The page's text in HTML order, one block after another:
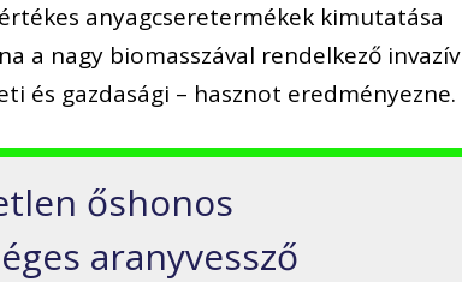
anyagcseretermékek kimutatása
a nagy biomasszával rendelkező invazív
és gazdasági – hasznot eredményezne.
őshonos
aranyvessző